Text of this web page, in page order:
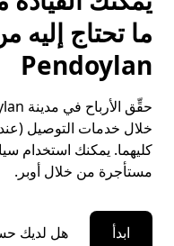
ما تحتاج إليه
Pendoylan
خلال خدمات التوصيل (عند
كليهما. يمكنك استخدام
مستأجرة من خلال أوبر.
ابدأ هل لديك